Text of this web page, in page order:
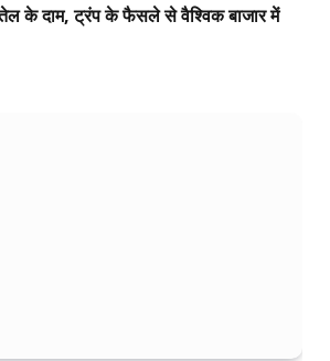
तेल के दाम, ट्रंप के फैसले से वैश्विक बाजार में